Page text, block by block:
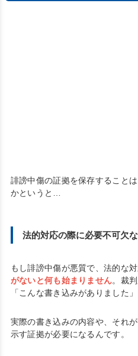
誹謗中傷の証拠を保存すること
かというと…
法的対応の際に必要不可欠
もし誹謗中傷が悪質で、法的な
がないと何も始まりません。裁
「こんな書き込みがありました
実際の書き込みの内容や、それ
示す証拠が必要になるんです。